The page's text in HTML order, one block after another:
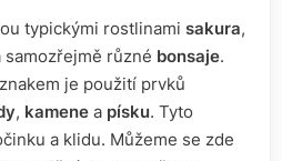
typickými rostlinami sakura,
samozřejmě různé bonsaje.
je použití prvků
, kamene a písku. Tyto
a klidu. Můžeme se zde